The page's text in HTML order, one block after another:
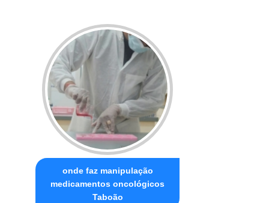
onde faz manipulação
medicamentos oncológicos
Taboão